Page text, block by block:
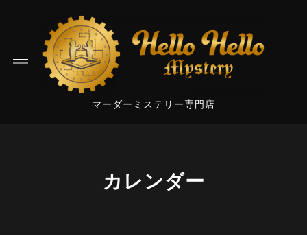
マーダーミステリー専門店
カレンダー